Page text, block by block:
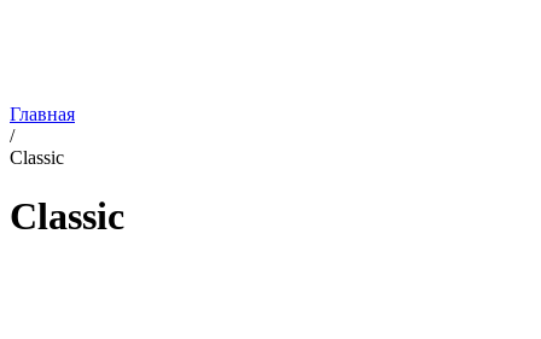
Главная
/
Classic
Classic